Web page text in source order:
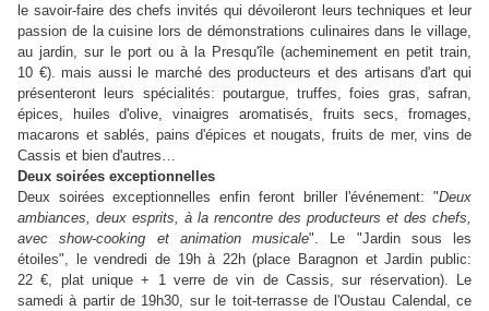
le savoir-faire des chefs invités qui dévoileront leurs techniques et leur
passion de la cuisine lors de démonstrations culinaires dans le village,
au jardin, sur le port ou à la Presqu'île (acheminement en petit train,
10 €). mais aussi le marché des producteurs et des artisans d'art qui
présenteront leurs spécialités: poutargue, truffes, foies gras, safran,
épices, huiles d'olive, vinaigres aromatisés, fruits secs, fromages,
macarons et sablés, pains d'épices et nougats, fruits de mer, vins de
Cassis et bien d'autres…
Deux soirées exceptionnelles
Deux soirées exceptionnelles enfin feront briller l'événement: "Deux
ambiances, deux esprits, à la rencontre des producteurs et des chefs,
avec show-cooking et animation musicale". Le "Jardin sous les
étoiles", le vendredi de 19h à 22h (place Baragnon et Jardin public:
22 €, plat unique + 1 verre de vin de Cassis, sur réservation). Le
samedi à partir de 19h30, sur le toit-terrasse de l'Oustau Calendal, ce